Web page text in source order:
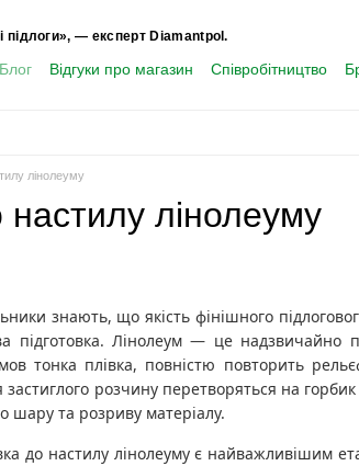
підлоги», — експерт Diamantpol.
Блог Відгуки про магазин Співробітництво
лінолеуму
настилу лінолеуму
знають, що якість фінішного
підготовка. Лінолеум — це надзвичайно
тонка плівка, повністю повторить
розчину перетворяться на
шару та розриву матеріалу.
до настилу лінолеуму є найважливішим